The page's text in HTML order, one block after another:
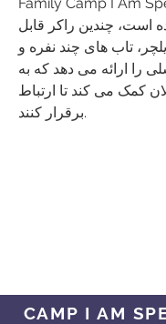
است، چندین راکر قابل
تاب های چند نفره و
را ارائه می دهد که به
کمک می کند تا ارتباط
برقرار کنند.
CAMP I AM